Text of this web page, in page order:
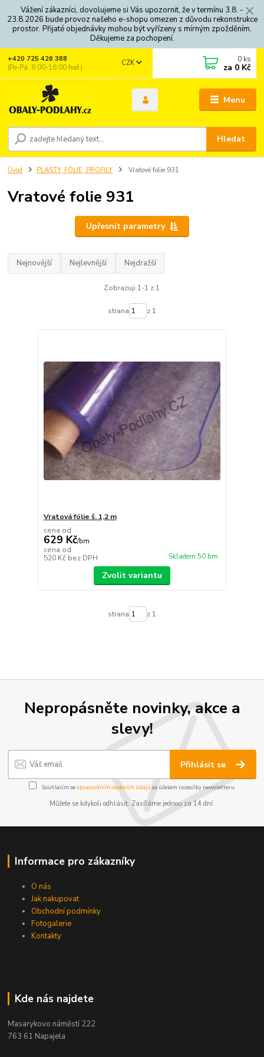
Vážení zákazníci, dovolujeme si Vás upozornit, že v termínu 3.8. -
23.8.2026 bude provoz našeho e-shopu omezen z důvodu rekonstrukce
prostor. Přijaté objednávky mohou být vyřízeny s mírným zpožděním.
Děkujeme za pochopení.
Menu
CZK
Hledat
+420 725 426 388
(Po-Pá, 8:00-16:00 hod.)
0 ks
za 0 Kč
Úvod PLASTY, FÓLIE, PROFILY Vratové folie 931
Vratové folie 931
Upřesnit parametry
Nejnovější Nejlevnější Nejdražší
Zobrazuji 1-1 z 1
strana z 1
Vratová fólie š. 1,2 m
cena od
629 Kč/bm
cena od
520 Kč bez DPH Skladem 50 bm
Zvolit variantu
strana z 1
Nepropásněte novinky, akce a
slevy!
Přihlásit se
Souhlasím se zpracováním osobních údajůza účelem rozesílky newsletteru.
Můžete se kdykoli odhlásit. Zasíláme jednou za 14 dní.
Informace pro zákazníky
O nás
Jak nakupovat
Obchodní podmínky
Fotogalerie
Kontakty
Kde nás najdete
Masarykovo náměstí 222
763 61 Napajela